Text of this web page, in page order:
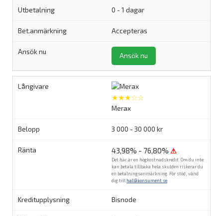
0 - 1 dagar
Accepteras
Ansök nu
★★★☆☆
Merax
3 000 - 30 000 kr
43,98% - 76,80% ⚠
Det här är en högkostnadskredit. Om du inte
kan betala tillbaka hela skulden riskerar du
en betalningsanmärkning. För stöd, vänd
dig till hallåkonsument.se
Bisnode